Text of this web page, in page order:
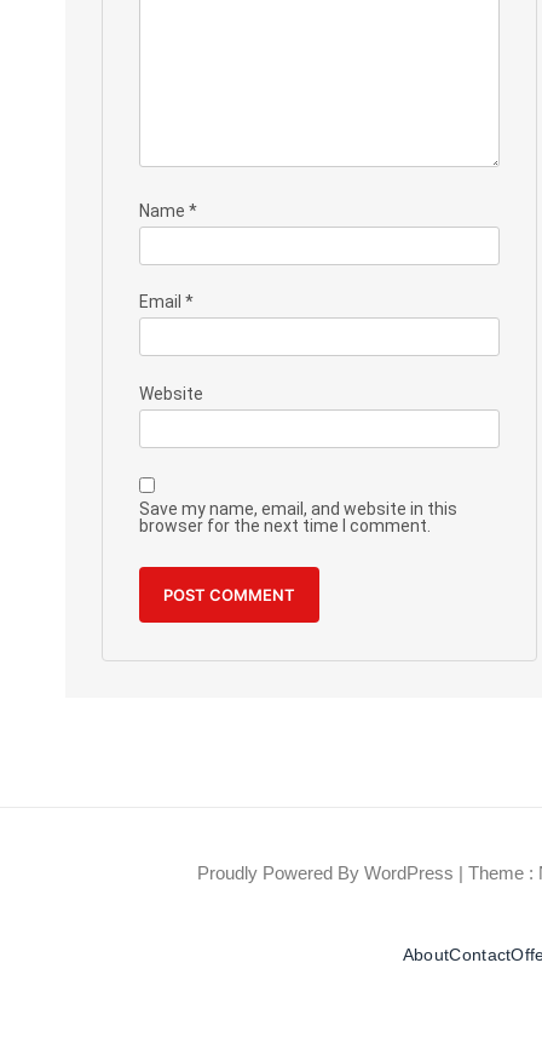
Name *
Email *
Website
Save my name, email, and website in this
browser for the next time I comment.
Proudly Powered By WordPress | Theme :
AboutContact